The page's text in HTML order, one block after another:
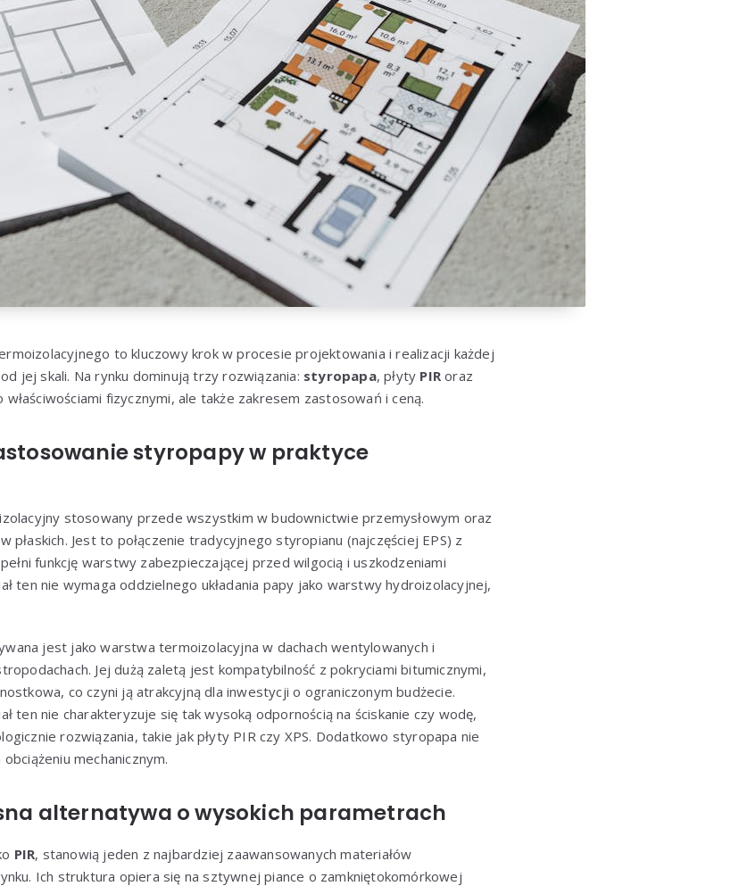
to kluczowy krok w procesie projektowania i realizacji każdej
jej skali. Na rynku dominują trzy rozwiązania: styropapa, płyty PIRoraz
fizycznymi, ale także zakresem zastosowań i ceną.
styropapy w praktyce
stosowany przede wszystkim w budownictwie przemysłowym oraz
płaskich. Jest to połączenie tradycyjnego styropianu (najczęściej EPS) z
funkcję warstwy zabezpieczającej przed wilgocią i uszkodzeniami
ten nie wymaga oddzielnego układania papy jako warstwy hydroizolacyjnej,
jest jako warstwa termoizolacyjna w dachach wentylowanych i
Jej dużą zaletą jest kompatybilność z pokryciami bitumicznymi,
co czyni ją atrakcyjną dla inwestycji o ograniczonym budżecie.
ten nie charakteryzuje się tak wysoką odpornością na ściskanie czy wodę,
rozwiązania, takie jak płyty PIR czy XPS. Dodatkowo styropapa nie
mechanicznym.
alternatywa o wysokich parametrach
PIR, stanowią jeden z najbardziej zaawansowanych materiałów
Ich struktura opiera się na sztywnej piance o zamkniętokomórkowej